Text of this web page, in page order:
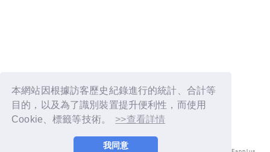
本網站因根據訪客歷史紀錄進行的統計、合計等
目的，以及為了識別裝置提升便利性，而使用
Cookie、標籤等技術。
>>查看詳情
我同意